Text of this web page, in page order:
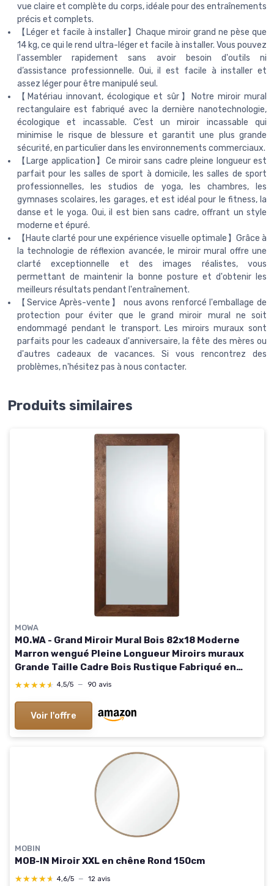
vue claire et complète du corps, idéale pour des entraînements
précis et complets.
【Léger et facile à installer】Chaque miroir grand ne pèse que
14 kg, ce qui le rend ultra-léger et facile à installer. Vous pouvez
l'assembler rapidement sans avoir besoin d'outils ni
d’assistance professionnelle. Oui, il est facile à installer et
assez léger pour être manipulé seul.
【Matériau innovant, écologique et sûr】Notre miroir mural
rectangulaire est fabriqué avec la dernière nanotechnologie,
écologique et incassable. C’est un miroir incassable qui
minimise le risque de blessure et garantit une plus grande
sécurité, en particulier dans les environnements commerciaux.
【Large application】Ce miroir sans cadre pleine longueur est
parfait pour les salles de sport à domicile, les salles de sport
professionnelles, les studios de yoga, les chambres, les
gymnases scolaires, les garages, et est idéal pour le fitness, la
danse et le yoga. Oui, il est bien sans cadre, offrant un style
moderne et épuré.
【Haute clarté pour une expérience visuelle optimale】Grâce à
la technologie de réflexion avancée, le miroir mural offre une
clarté exceptionnelle et des images réalistes, vous
permettant de maintenir la bonne posture et d'obtenir les
meilleurs résultats pendant l'entraînement.
【Service Après-vente】 nous avons renforcé l'emballage de
protection pour éviter que le grand miroir mural ne soit
endommagé pendant le transport. Les miroirs muraux sont
parfaits pour les cadeaux d'anniversaire, la fête des mères ou
d'autres cadeaux de vacances. Si vous rencontrez des
problèmes, n'hésitez pas à nous contacter.
Produits similaires
MOWA
MO.WA - Grand Miroir Mural Bois 82x18 Moderne
Marron wengué Pleine Longueur Miroirs muraux
Grande Taille Cadre Bois Rustique Fabriqué en
Italie Décoration Maison Wengé 182L x 82l cm
★★★★★
★★★★★ 4,5/5 — 90 avis
Voir l'offre
MOBIN
MOB-IN Miroir XXL en chêne Rond 150cm
★★★★★
★★★★★ 4,6/5 — 12 avis